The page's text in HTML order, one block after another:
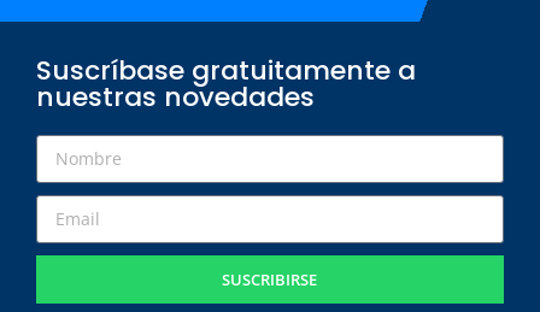
Suscríbase gratuitamente a
nuestras novedades
SUSCRIBIRSE